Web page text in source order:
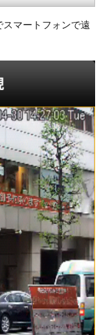
マートフォンで遠